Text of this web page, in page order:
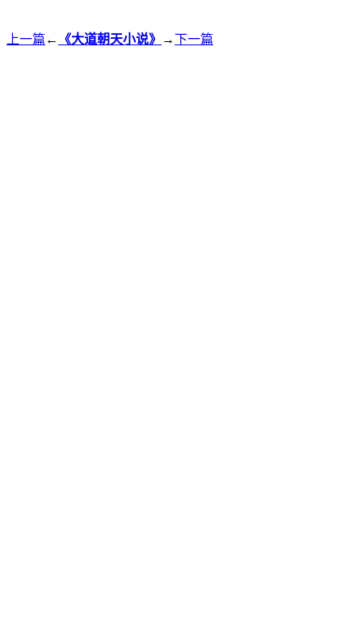
上一篇 ← 《大道朝天小说》 →下一篇